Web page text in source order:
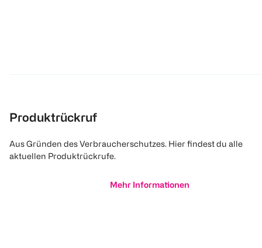
Produktrückruf
Aus Gründen des Verbraucherschutzes. Hier findest du alle
aktuellen Produktrückrufe.
Mehr Informationen